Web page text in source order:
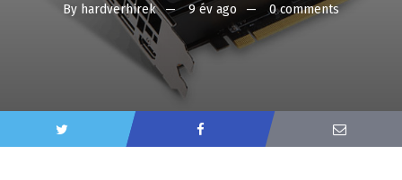
By hardverhirek 9 év ago 0 comments